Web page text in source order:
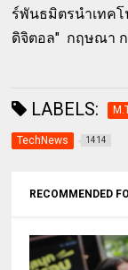
ร์พันธมิตรนำเทค
ดิจิตอล" กฤษณา
LABELS:
TechNews 1414
RECOMMENDED